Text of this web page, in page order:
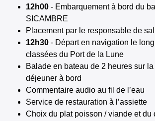
12h00 - Embarquement à bord du
SICAMBRE
Placement par le responsable de
12h30 - Départ en navigation le
classées du Port de la Lune
Balade en bateau de 2 heures sur
déjeuner à bord
Commentaire audio au fil de l’eau
Service de restauration à l’assiette
Choix du plat poisson / viande et du